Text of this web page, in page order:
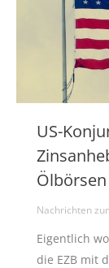
US-
Nachrichten
Eigentlich
die EZB mit